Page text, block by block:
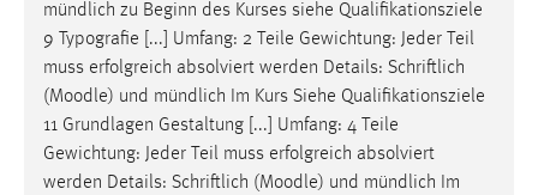
mündlich zu Beginn des Kurses siehe Qualifikationsziele
9 Typografie [...] Umfang: 2 Teile Gewichtung: Jeder Teil
muss erfolgreich absolviert werden Details: Schriftlich
(Moodle) und mündlich Im Kurs Siehe Qualifikationsziele
11 Grundlagen Gestaltung [...] Umfang: 4 Teile
Gewichtung: Jeder Teil muss erfolgreich absolviert
werden Details: Schriftlich (Moodle) und mündlich Im
Zweck:
Zugriffsstatistik
Cookie Laufzeit:
Max. 13 Monate